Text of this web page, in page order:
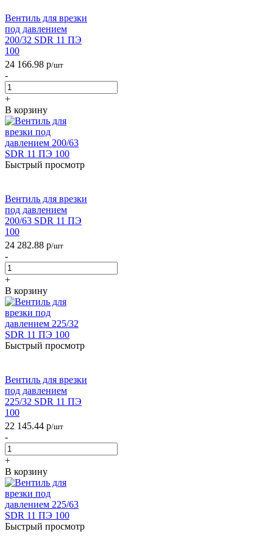
Вентиль для врезки
под давлением
200/32 SDR 11 ПЭ
100
24 166.98 р/шт
-
+
В корзину
Быстрый просмотр
Вентиль для врезки
под давлением
200/63 SDR 11 ПЭ
100
24 282.88 р/шт
-
+
В корзину
Быстрый просмотр
Вентиль для врезки
под давлением
225/32 SDR 11 ПЭ
100
22 145.44 р/шт
-
+
В корзину
Быстрый просмотр